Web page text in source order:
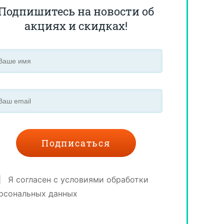
на новости об
акциях и скидках!
Я согласен с условиями обработки
данных